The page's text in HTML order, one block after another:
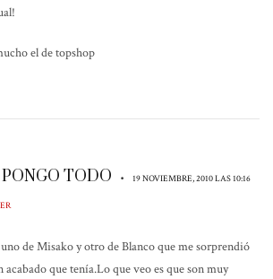
el de topshop
TODO • 19 NOVIEMBRE, 2010 LAS 10:16
de Misako y otro de Blanco que me sorprendió
acabado que tenía.Lo que veo es que son muy